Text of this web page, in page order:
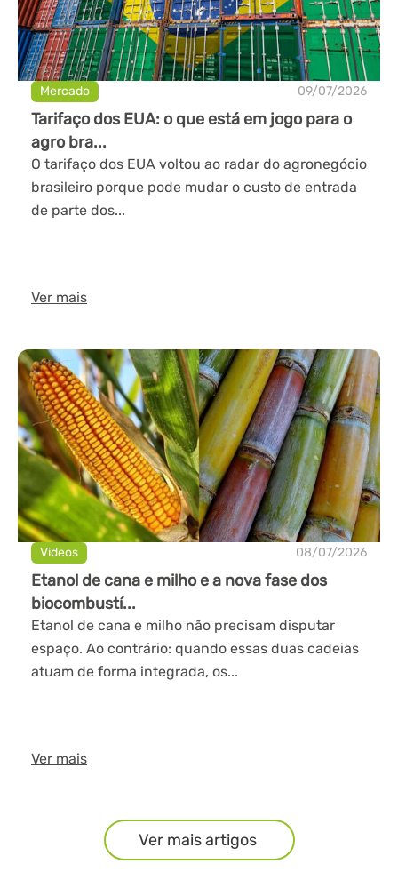
Mercado 09/07/2026
Tarifaço dos EUA: o que está em jogo para o
agro bra...
O tarifaço dos EUA voltou ao radar do agronegócio
brasileiro porque pode mudar o custo de entrada
de parte dos...
Ver mais
Videos 08/07/2026
Etanol de cana e milho e a nova fase dos
biocombustí...
Etanol de cana e milho não precisam disputar
espaço. Ao contrário: quando essas duas cadeias
atuam de forma integrada, os...
Ver mais
Ver mais artigos